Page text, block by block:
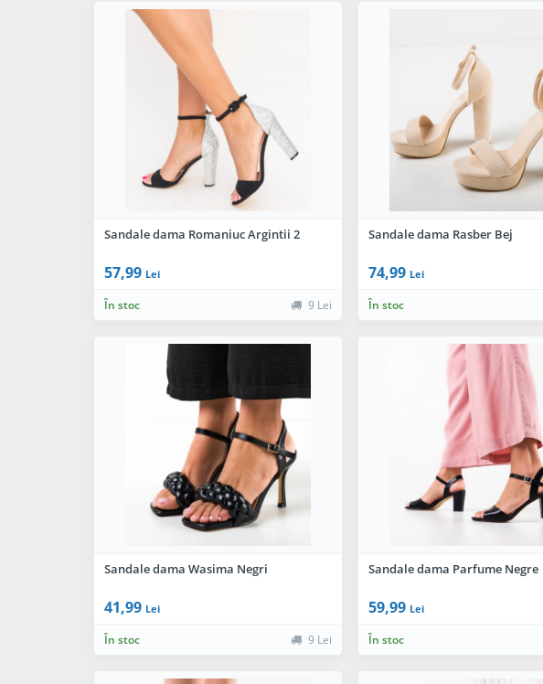
Sandale dama Romaniuc Argintii 2
57,99 Lei
În stoc 9 Lei
Sandale dama Rasber Bej
74,99 Lei
În stoc
Sandale dama Wasima Negri
41,99 Lei
În stoc 9 Lei
Sandale dama Parfume Negre
59,99 Lei
În stoc